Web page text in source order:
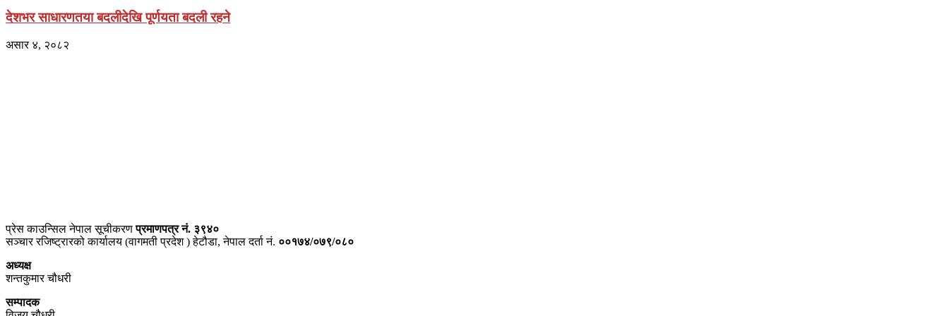
देशभर साधारणतया बदलीदेखि पूर्णयता बदली रहने
असार ४, २०८२
प्रेस काउन्सिल नेपाल सूचीकरणप्रमाणपत्र नं. ३९४०
सञ्चार रजिष्ट्रारको कार्यालय (वागमती प्रदेश ) हेटौडा, नेपाल दर्ता नं. ००१७४/०७९/०८०
अध्यक्ष
शन्तकुमार चौधरी
सम्पादक